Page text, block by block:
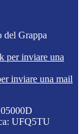
del Grappa
per inviare una
inviare una mail
UFQ5TU